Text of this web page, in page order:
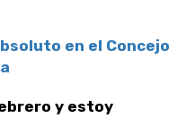
en el Concejo
y estoy